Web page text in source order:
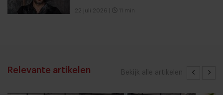
22 juli 2026 11 min
Bekijk alle artikelen
Relevante artikelen